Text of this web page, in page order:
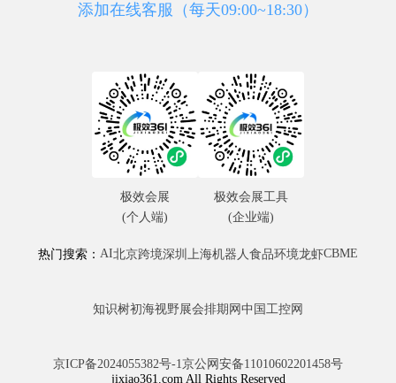
添加在线客服（每天09:00~18:30）
热门搜索： AI北京跨境深圳 上海机器人食品环境龙虾CBME
知识树初海视野展会排期网 中国工控网
京ICP备2024055382号-1京公网安备11010602201458号
jixiao361.com All Rights Reserved
极效会展
(个人端)
极效会展工具
(企业端)